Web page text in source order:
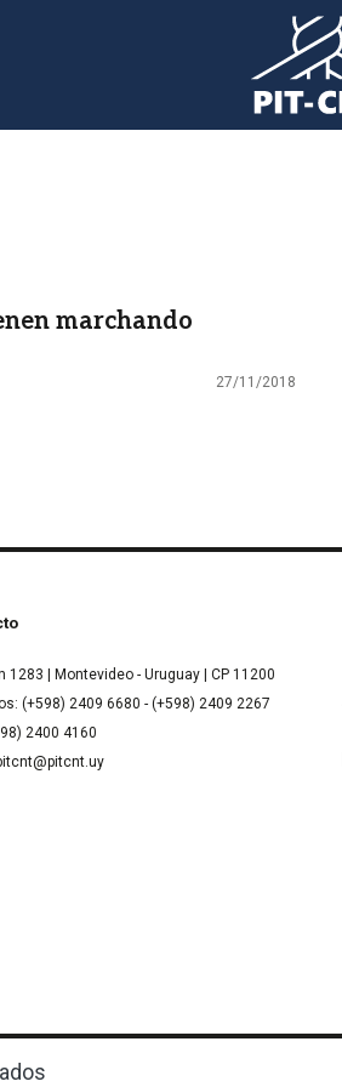
marchando
27/11/2018
1283 | Montevideo - Uruguay | CP 11200
(+598) 2409 6680 - (+598) 2409 2267
2400 4160